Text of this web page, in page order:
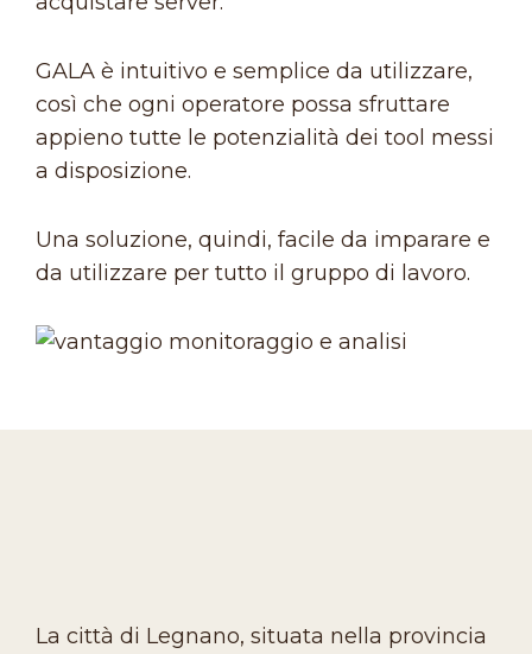
GALA è intuitivo e semplice da utilizzare,
così che ogni operatore possa sfruttare
appieno tutte le potenzialità dei tool messi
a disposizione.
Una soluzione, quindi, facile da imparare e
da utilizzare per tutto il gruppo di lavoro.
La città di Legnano, situata nella provincia